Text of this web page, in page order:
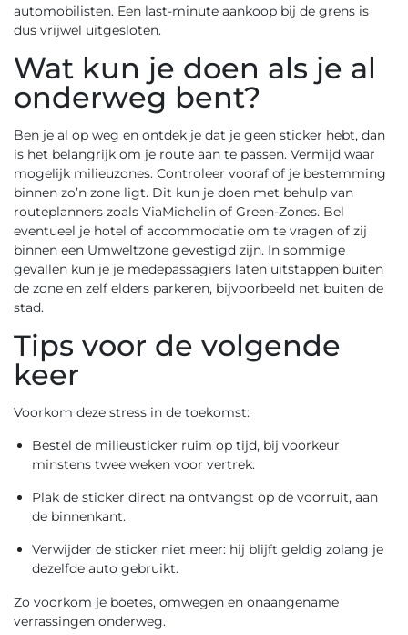
automobilisten. Een last-minute aankoop bij de grens is
dus vrijwel uitgesloten.
Wat kun je doen als je al
onderweg bent?
Ben je al op weg en ontdek je dat je geen sticker hebt, dan
is het belangrijk om je route aan te passen. Vermijd waar
mogelijk milieuzones. Controleer vooraf of je bestemming
binnen zo’n zone ligt. Dit kun je doen met behulp van
routeplanners zoals ViaMichelin of Green-Zones. Bel
eventueel je hotel of accommodatie om te vragen of zij
binnen een Umweltzone gevestigd zijn. In sommige
gevallen kun je je medepassagiers laten uitstappen buiten
de zone en zelf elders parkeren, bijvoorbeeld net buiten de
stad.
Tips voor de volgende
keer
Voorkom deze stress in de toekomst:
Bestel de milieusticker ruim op tijd, bij voorkeur
minstens twee weken voor vertrek.
Plak de sticker direct na ontvangst op de voorruit, aan
de binnenkant.
Verwijder de sticker niet meer: hij blijft geldig zolang je
dezelfde auto gebruikt.
Zo voorkom je boetes, omwegen en onaangename
verrassingen onderweg.